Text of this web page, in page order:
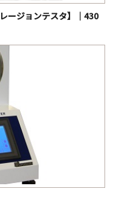
ージョンテスタ】｜430